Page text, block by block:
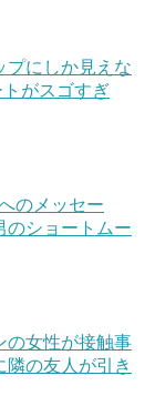
プにしか見えな
がスゴすぎ
のメッセー
のショートムー
の女性が接触事
隣の友人が引き